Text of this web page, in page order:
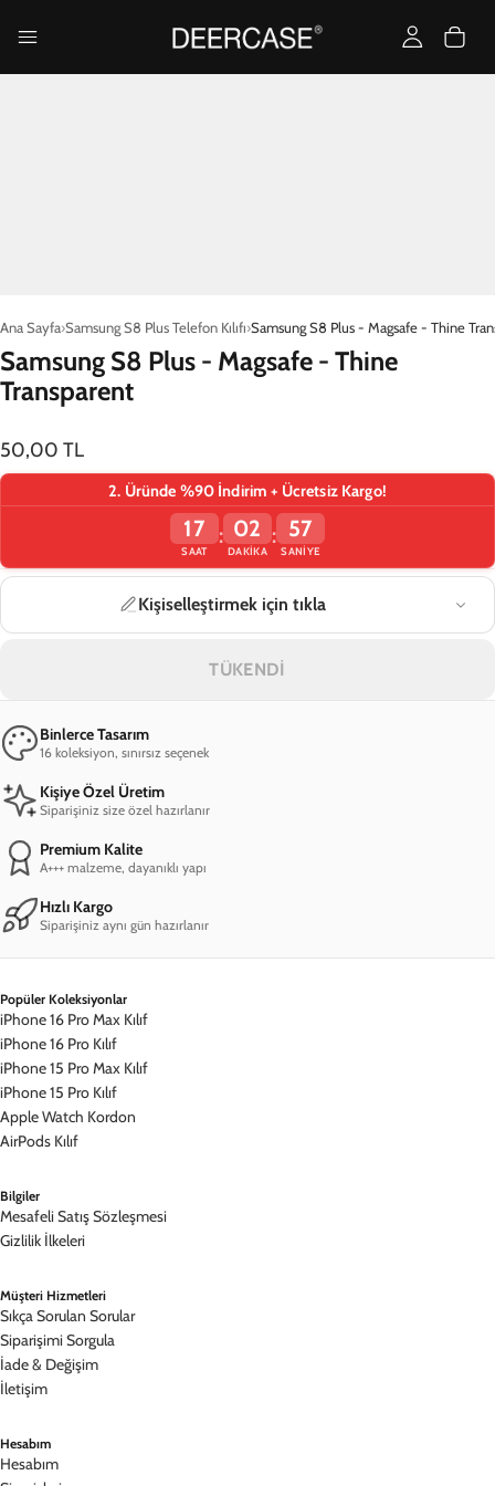
Ana Sayfa Samsung S8 Plus Telefon Kılıfı Samsung S8 Plus - Magsafe - Thine
Samsung S8 Plus - Magsafe - Thine
Transparent
50,00 TL
2. Üründe %90 İndirim + Ücretsiz Kargo!
17
SAAT
: 02
DAKIKA
: 57
SANIYE
Kişiselleştirmek için tıkla
TÜKENDİ
Binlerce Tasarım
16 koleksiyon, sınırsız seçenek
Kişiye Özel Üretim
Siparişiniz size özel hazırlanır
Premium Kalite
A+++ malzeme, dayanıklı yapı
Hızlı Kargo
Siparişiniz aynı gün hazırlanır
Popüler Koleksiyonlar
iPhone 16 Pro Max Kılıf
iPhone 16 Pro Kılıf
iPhone 15 Pro Max Kılıf
iPhone 15 Pro Kılıf
Apple Watch Kordon
AirPods Kılıf
Bilgiler
Mesafeli Satış Sözleşmesi
Gizlilik İlkeleri
Müşteri Hizmetleri
Sıkça Sorulan Sorular
Siparişimi Sorgula
İade & Değişim
İletişim
Hesabım
Hesabım